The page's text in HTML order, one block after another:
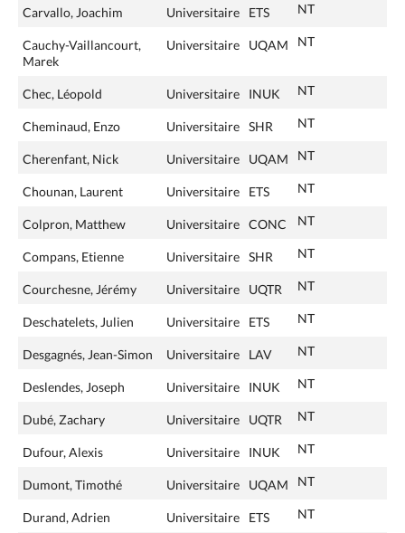
Carvallo, Joachim Universitaire ETS NT
Cauchy-Vaillancourt,
Marek
Universitaire UQAM NT
Chec, Léopold Universitaire INUK NT
Cheminaud, Enzo Universitaire SHR NT
Cherenfant, Nick Universitaire UQAM NT
Chounan, Laurent Universitaire ETS NT
Colpron, Matthew Universitaire CONC NT
Compans, Etienne Universitaire SHR NT
Courchesne, Jérémy Universitaire UQTR NT
Deschatelets, Julien Universitaire ETS NT
Desgagnés, Jean-Simon Universitaire LAV NT
Deslendes, Joseph Universitaire INUK NT
Dubé, Zachary Universitaire UQTR NT
Dufour, Alexis Universitaire INUK NT
Dumont, Timothé Universitaire UQAM NT
Durand, Adrien Universitaire ETS NT